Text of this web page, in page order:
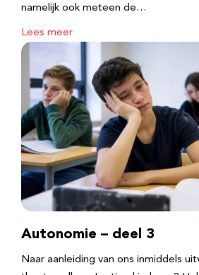
namelijk ook meteen de…
Lees meer
Autonomie – deel 3
Naar aanleiding van ons inmiddels